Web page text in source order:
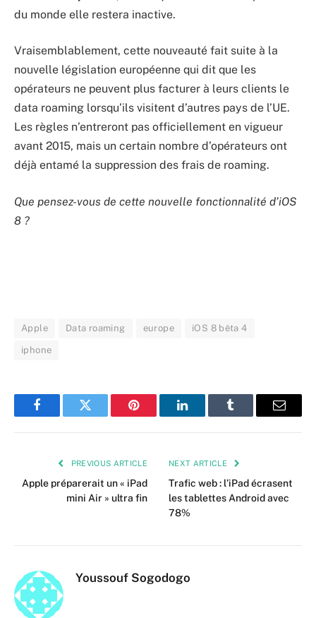
du monde elle restera inactive.
Vraisemblablement, cette nouveauté fait suite à la
nouvelle législation européenne qui dit que les
opérateurs ne peuvent plus facturer à leurs clients le
data roaming lorsqu’ils visitent d’autres pays de l’UE.
Les règles n’entreront pas officiellement en vigueur
avant 2015, mais un certain nombre d’opérateurs ont
déjà entamé la suppression des frais de roaming.
Que pensez-vous de cette nouvelle fonctionnalité d’iOS
8 ?
Apple Data roaming europe iOS 8 bêta 4
iphone
FacebookTwitter Pinterest LinkedInTumblr Email
PREVIOUS ARTICLE
Apple préparerait un « iPad
mini Air » ultra fin
NEXT ARTICLE
Trafic web : l’iPad écrasent
les tablettes Android avec
78%
Youssouf Sogodogo